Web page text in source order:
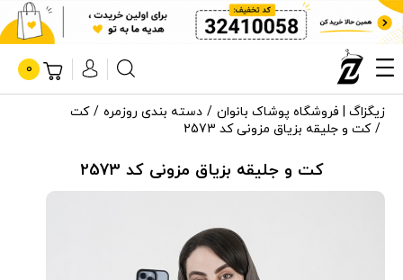
0
زیگزاگ | فروشگاه پوشاک بانوان دسته بندی روزمره
کت
کت و جلیقه بزیاق مزونی کد 2573
کت و جلیقه بزیاق مزونی کد 2573